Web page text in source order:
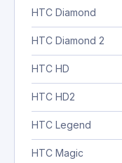
HTC Diamond
HTC Diamond 2
HTC HD
HTC HD2
HTC Legend
HTC Magic